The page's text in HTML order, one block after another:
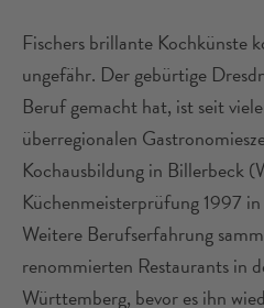
Fischers brillante Kochkünste
ungefähr. Der gebürtige
Beruf gemacht hat, ist seit
überregionalen
Kochausbildung in Billerbeck
Küchenmeisterprüfung 1997
Weitere Berufserfahrung
renommierten Restaurants in
Württemberg, bevor es ihn